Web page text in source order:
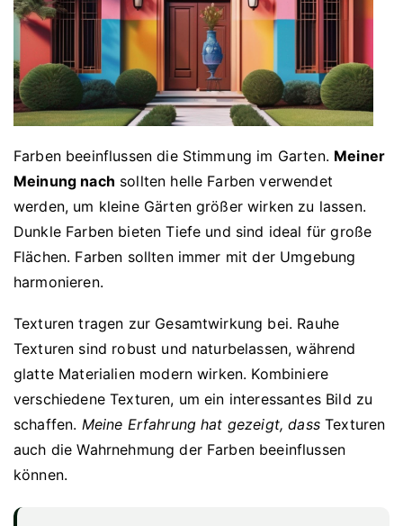
Farben beeinflussen die Stimmung im Garten. Meiner
Meinung nach sollten helle Farben verwendet
werden, um kleine Gärten größer wirken zu lassen.
Dunkle Farben bieten Tiefe und sind ideal für große
Flächen. Farben sollten immer mit der Umgebung
harmonieren.
Texturen tragen zur Gesamtwirkung bei. Rauhe
Texturen sind robust und naturbelassen, während
glatte Materialien modern wirken. Kombiniere
verschiedene Texturen, um ein interessantes Bild zu
schaffen. Meine Erfahrung hat gezeigt, dassTexturen
auch die Wahrnehmung der Farben beeinflussen
können.